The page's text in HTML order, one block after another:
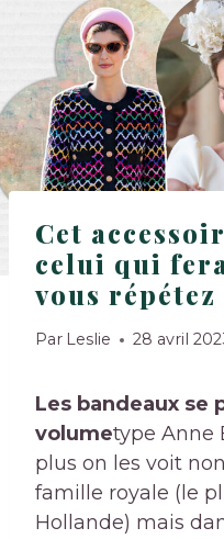
Cet
celui qui
vous
Par Leslie 28 avril
Les bandeaux se
volumetype Anne
plus on les voit
famille royale (le
Hollande) mais